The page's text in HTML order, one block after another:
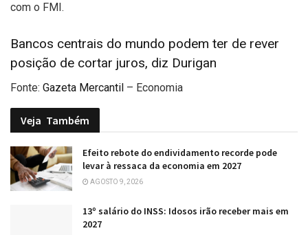
com o FMI.
Bancos centrais do mundo podem ter de rever
posição de cortar juros, diz Durigan
Fonte: Gazeta Mercantil – Economia
Veja Também
Efeito rebote do endividamento recorde pode
levar à ressaca da economia em 2027
AGOSTO 9, 2026
13º salário do INSS: Idosos irão receber mais em
2027